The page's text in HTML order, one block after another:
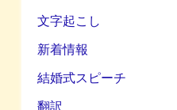
文字起こし
新着情報
結婚式スピーチ
翻訳